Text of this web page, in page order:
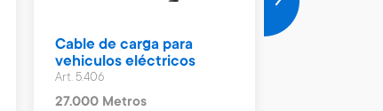
Cable de carga para
vehiculos eléctricos
Art. 5.406
27.000 Metros